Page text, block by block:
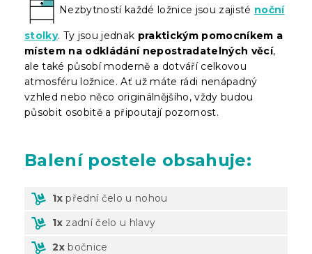
Nezbytností každé ložnice jsou zajisté noční
stolky. Ty jsou jednak praktickým pomocníkem a
místem na odkládání nepostradatelných věcí,
ale také působí moderně a dotváří celkovou
atmosféru ložnice. Ať už máte rádi nenápadný
vzhled nebo něco originálnějšího, vždy budou
působit osobitě a připoutají pozornost.
Balenípostele obsahuje:
1x přední čelo u nohou
1x zadní čelo u hlavy
2x bočnice